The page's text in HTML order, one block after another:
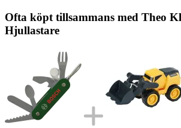
Ofta köpt tillsammans med Theo
Hjullastare